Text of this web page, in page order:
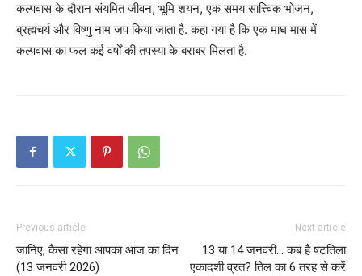
कल्पवास के दौरान संयमित जीवन, भूमि शयन, एक समय सात्त्विक भोजन,
ब्रह्मचर्य और विष्णु नाम जप किया जाता है. कहा गया है कि एक माघ मास में
कल्पवास का फल कई वर्षों की तपस्या के बराबर मिलता है.
Previous article
जानिए, कैसा रहेगा आपका आज का दिन
(13 जनवरी 2026)
Next article
13 या 14 जनवरी… कब है षटतिला
एकादशी व्रत? तिल का 6 तरह से करें